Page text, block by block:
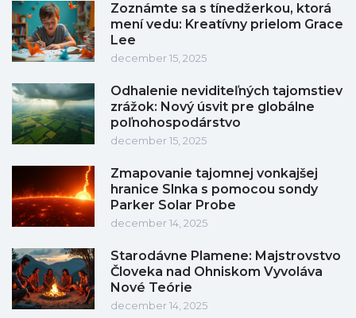
Zoznámte sa s tínedžerkou, ktorá
mení vedu: Kreatívny prielom Grace
Lee
december 15, 2025
Odhalenie neviditeľných tajomstiev
zrážok: Nový úsvit pre globálne
poľnohospodárstvo
december 15, 2025
Zmapovanie tajomnej vonkajšej
hranice Slnka s pomocou sondy
Parker Solar Probe
december 14, 2025
Starodávne Plamene: Majstrovstvo
Človeka nad Ohniskom Vyvoláva
Nové Teórie
december 14, 2025